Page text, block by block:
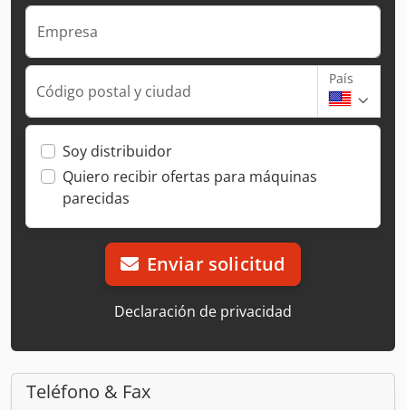
Empresa
Código postal y ciudad
País
Soy distribuidor
Quiero recibir ofertas para máquinas
parecidas
Enviar solicitud
Declaración de privacidad
Teléfono & Fax